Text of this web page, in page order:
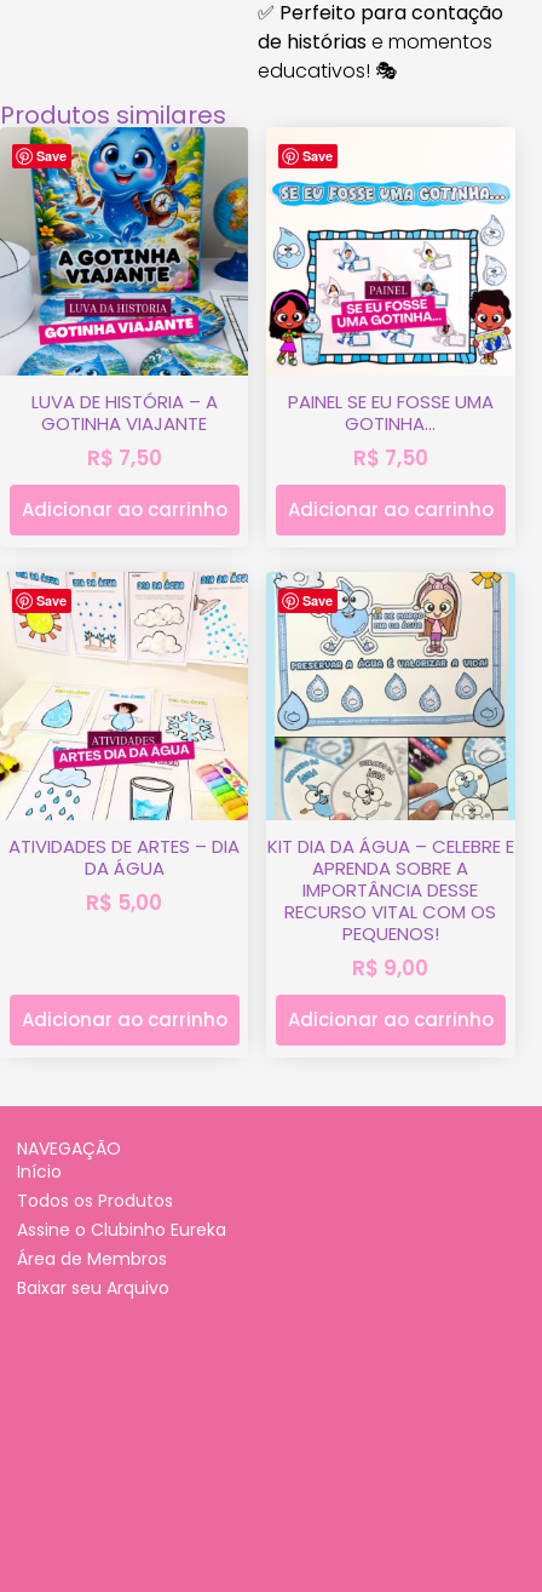
✅ Perfeito para contação
de históriase momentos
educativos! 🎭
Produtos similares
Save
LUVA DE HISTÓRIA – A
GOTINHA VIAJANTE
R$ 7,50
Adicionar ao carrinho
Save
PAINEL SE EU FOSSE UMA
GOTINHA…
R$ 7,50
Adicionar ao carrinho
Save
ATIVIDADES DE ARTES – DIA
DA ÁGUA
R$ 5,00
Adicionar ao carrinho
Save
KIT DIA DA ÁGUA – CELEBRE E
APRENDA SOBRE A
IMPORTÂNCIA DESSE
RECURSO VITAL COM OS
PEQUENOS!
R$ 9,00
Adicionar ao carrinho
NAVEGAÇÃO
Início
Todos os Produtos
Assine o Clubinho Eureka
Área de Membros
Baixar seu Arquivo